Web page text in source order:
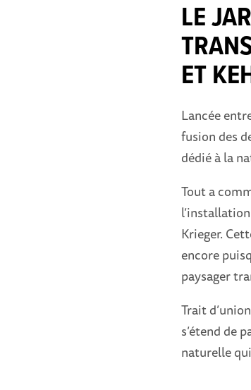
LE
ET
Lancée
fusion des
dédié à la
Tout a
Krieger.
encore
paysager
Trait
s’étend de
naturelle